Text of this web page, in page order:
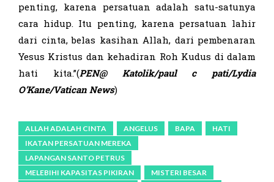
penting, karena persatuan adalah satu-satunya
cara hidup. Itu penting, karena persatuan lahir
dari cinta, belas kasihan Allah, dari pembenaran
Yesus Kristus dan kehadiran Roh Kudus di dalam
hati kita.”(PEN@ Katolik/paul c pati/Lydia
O’Kane/Vatican News)
ALLAH ADALAH CINTA ANGELUS BAPA
HATI
IKATAN PERSATUAN MEREKA
LAPANGAN SANTO PETRUS
MELEBIHI KAPASITAS PIKIRAN
MISTERI BESAR